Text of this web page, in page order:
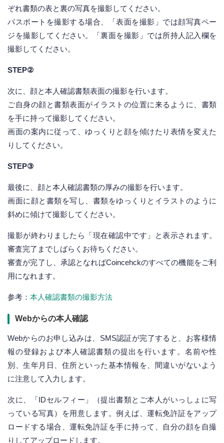
ぞれ書類の表と裏の写真を撮影してください。
パスポートを撮影する場合、「表面を撮影」では顔写真ペー
ジを撮影してください。「裏面を撮影」では所持人記入欄を
撮影してください。
STEP②
次に、顔と本人確認書類表面の撮影を行います。
ご自身の顔と書類表面がイラストの位置に来るように、書類
を手に持って撮影してください。
画面の案内に従って、ゆっくりと顔を傾けたり表情を変えた
りしてください。
STEP③
最後に、顔と本人確認書類の厚みの撮影を行います。
画面に顔と書類を写し、書類をゆっくりとイラストのように
斜めに傾けて撮影してください。
撮影が終わりましたら「現在確認中です」と表示されます。
審査完了までしばらくお待ちください。
審査が完了し、承認となればCoincehckのすべての機能をご利
用になれます。
参考： 本人確認書類の撮影方法
Webからの本人確認
Webからのお申し込みは、SMS認証が完了すると、お客様情
報の登録および本人確認書類の提出を行います。名前や性
別、生年月日、住所といった基本情報を、間違いがないよう
に注意して入力します。
次に、「IDセルフィー」（提出書類とご本人がいっしょに写
っている写真）を用意します。例えば、運転免許証をアップ
ロードする場合、運転免許証を手に持って、自分の顔を自撮
りしてアップロードします。